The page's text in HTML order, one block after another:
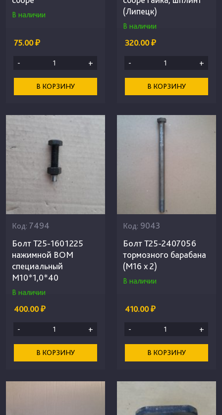
В наличии
75.00 ₽
- +
В КОРЗИНУ
(Липецк)
В наличии
320.00 ₽
- +
В КОРЗИНУ
Код: 7494
Болт Т25-1601225
нажимной ВОМ
специальный
М10*1,0*40
В наличии
400.00 ₽
- +
В КОРЗИНУ
Код: 9043
Болт Т25-2407056
тормозного барабана
(М16 х 2)
В наличии
410.00 ₽
- +
В КОРЗИНУ